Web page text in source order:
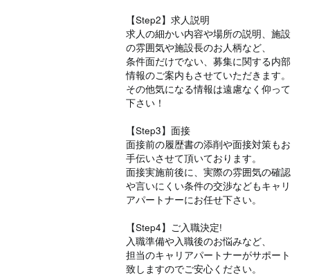
【Step2】求人説明
求人の細かい内容や場所の説明、施設
の雰囲気や施設長のお人柄など、
条件面だけでない、募集に関する内部
情報のご案内もさせていただきます。
その他気になる情報は遠慮なく仰って
下さい！
【Step3】面接
面接前の履歴書の添削や面接対策もお
手伝いさせて頂いております。
面接実施前後に、実際の雰囲気の確認
や言いにくい条件の交渉などもキャリ
アパートナーにお任せ下さい。
【Step4】ご入職決定!
入職準備や入職後のお悩みなど、
担当のキャリアパートナーがサポート
致しますのでご安心ください。